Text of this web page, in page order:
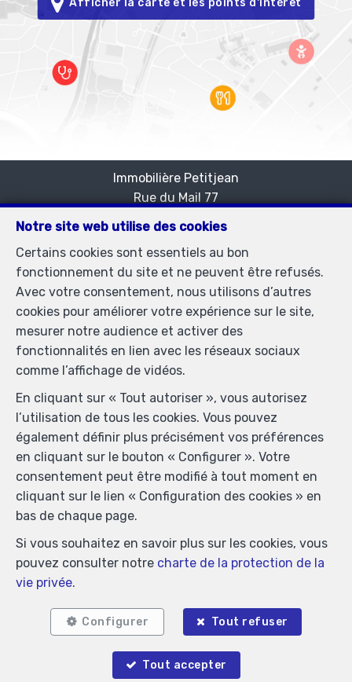
Afficher la carte et les points d'intérêt
Notre site web utilise des cookies
Certains cookies sont essentiels au bon
fonctionnement du site et ne peuvent être refusés.
Avec votre consentement, nous utilisons d’autres
cookies pour améliorer votre expérience sur le site,
mesurer notre audience et activer des
fonctionnalités en lien avec les réseaux sociaux
comme l’affichage de vidéos.
En cliquant sur « Tout autoriser », vous autorisez
l’utilisation de tous les cookies. Vous pouvez
également définir plus précisément vos préférences
en cliquant sur le bouton « Configurer ». Votre
consentement peut être modifié à tout moment en
cliquant sur le lien « Configuration des cookies » en
bas de chaque page.
Si vous souhaitez en savoir plus sur les cookies, vous
pouvez consulter notre charte de la protection de la
vie privée.
Configurer Tout refuser
Tout accepter
Immobilière Petitjean
—
Rue du Mail 77
1050 Bruxelles
—
immopetitjean@gmail.com
Agent immobilier agréé IPI sous le numéro 505438 en
Belgique - N° entreprise : TVA BE-0425.723.793-
Instance de contrôle: Institut professionnel des agents
immobiliers, rue du Luxembourg 16B, 1000 Bruxelles
(+32 2 505 38 50 - info@ipi.be) - Soumis au
déontologique de l’ IPI
RC professionnelle et cautionnement via AXA Belgium
SA, Place du Trône 1, 1000 Bruxelles – police n°
730.390.160. Couverture valable pour les activités
réalisées en Belgique
Charte de la protection de la vie privée
Configuration des cookies
WEBULOUS.IMMO